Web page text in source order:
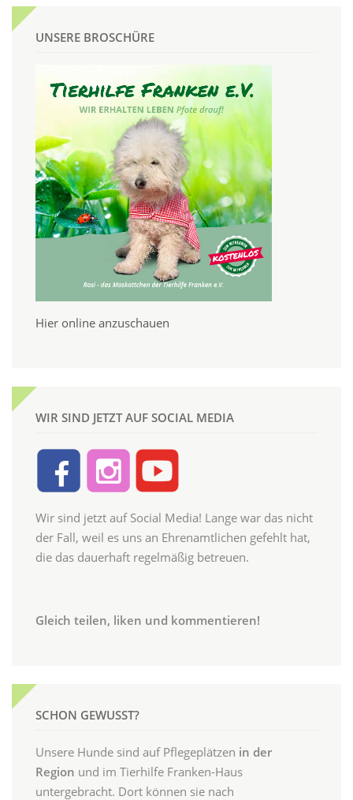
UNSERE BROSCHÜRE
Hier online anzuschauen
WIR SIND JETZT AUF SOCIAL MEDIA
Wir sind jetzt auf Social Media! Lange war das nicht
der Fall, weil es uns an Ehrenamtlichen gefehlt hat,
die das dauerhaft regelmäßig betreuen.
Gleich teilen, liken und kommentieren!
SCHON GEWUSST?
Unsere Hunde sind auf Pflegeplätzen in der
Region und im Tierhilfe Franken-Haus
untergebracht. Dort können sie nach